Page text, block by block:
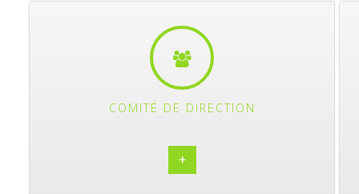
COMITÉ DE DIRECTION
+